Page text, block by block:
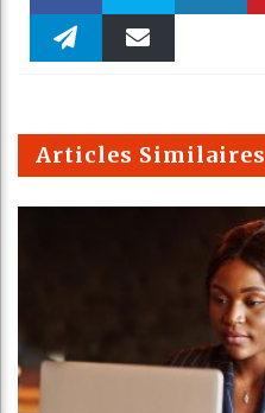
Faceboo Twitter
m
Articles Similaires